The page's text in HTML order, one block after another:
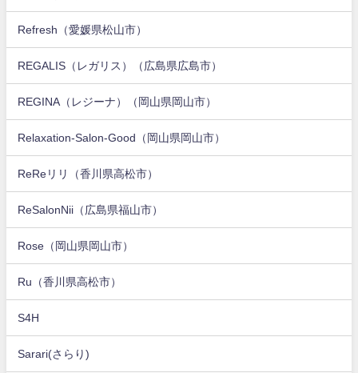
Refresh（愛媛県松山市）
REGALIS（レガリス）（広島県広島市）
REGINA（レジーナ）（岡山県岡山市）
Relaxation-Salon-Good（岡山県岡山市）
ReReリリ（香川県高松市）
ReSalonNii（広島県福山市）
Rose（岡山県岡山市）
Ru（香川県高松市）
S4H
Sarari(さらり)